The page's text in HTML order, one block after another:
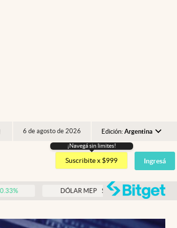
6 de agosto de 2026 Edición: Argentina
Argentina
España
USA
Uruguay
¡Navegá sin limites!
Suscribite x $999 Ingresá
DÓLAR MEP $ 1518,45 -0.05 %